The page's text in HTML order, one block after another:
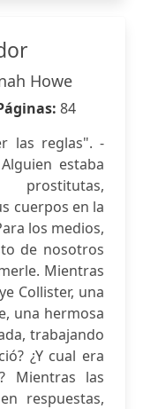
Howe
84
las reglas". -
estaba
prostitutas,
cuerpos en la
los medios,
de nosotros
Mientras
Collister, una
una hermosa
trabajando
¿Y cual era
Mientras las
respuestas,